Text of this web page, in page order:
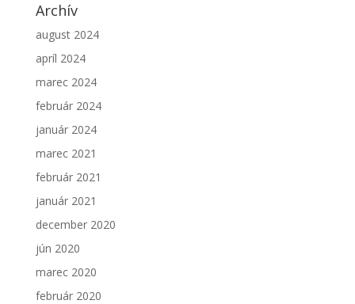
Archív
august 2024
apríl 2024
marec 2024
február 2024
január 2024
marec 2021
február 2021
január 2021
december 2020
jún 2020
marec 2020
február 2020
Sú potrebné
fungovanie
webovej
Štatistiky
Aby sme
mohli
zlepšiť
funkčnosť
webovej
stránky na
základe
spôsobu
používania